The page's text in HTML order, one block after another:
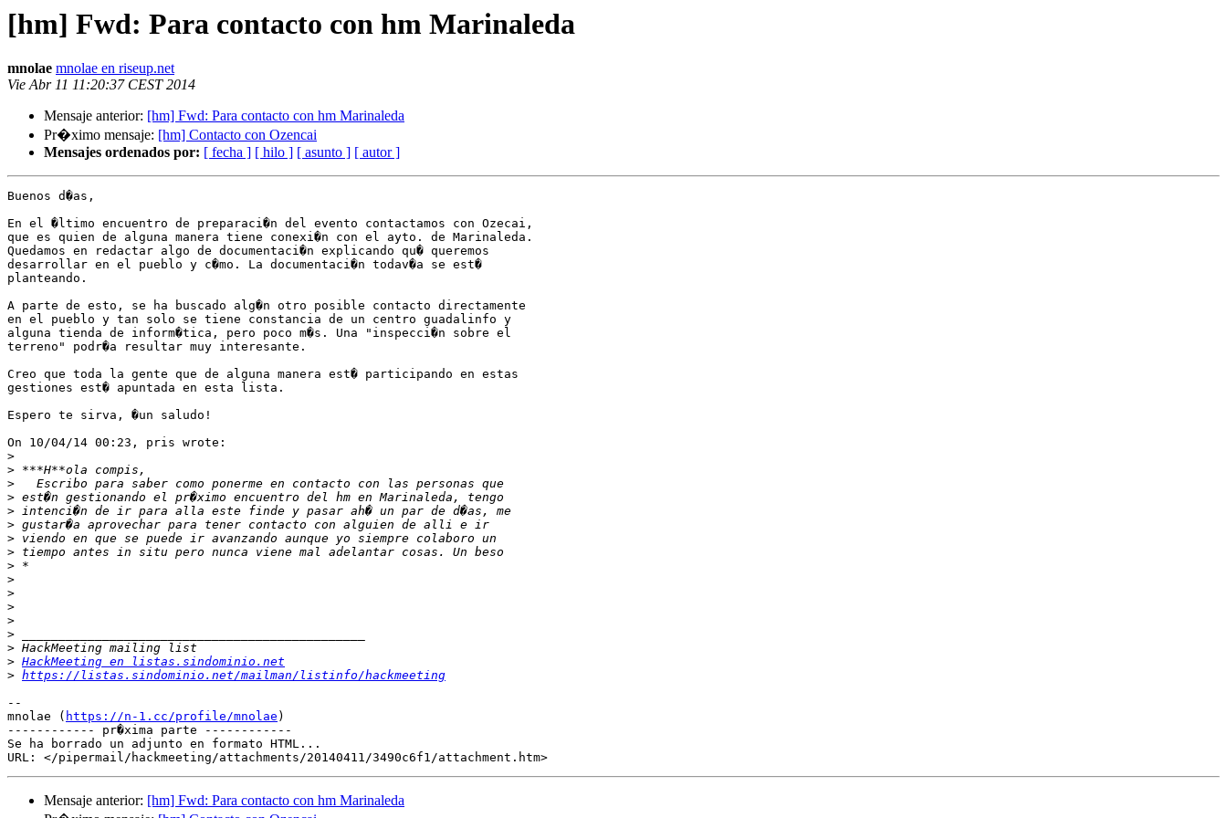
[hm] Fwd: Para contacto con hm Marinaleda
mnolae mnolae en riseup.net
Vie Abr 11 11:20:37 CEST 2014
Mensaje anterior: [hm] Fwd: Para contacto con hm Marinaleda
Pr�ximo mensaje: [hm] Contacto con Ozencai
Mensajes ordenados por: [ fecha ] [ hilo ] [ asunto ] [ autor ]
Buenos d�as,
En el �ltimo encuentro de preparaci�n del evento contactamos con Ozecai,
que es quien de alguna manera tiene conexi�n con el ayto. de Marinaleda.
Quedamos en redactar algo de documentaci�n explicando qu� queremos
desarrollar en el pueblo y c�mo. La documentaci�n todav�a se est�
planteando.
A parte de esto, se ha buscado alg�n otro posible contacto directamente
en el pueblo y tan solo se tiene constancia de un centro guadalinfo y
alguna tienda de inform�tica, pero poco m�s. Una "inspecci�n sobre el
terreno" podr�a resultar muy interesante.
Creo que toda la gente que de alguna manera est� participando en estas
gestiones est� apuntada en esta lista.
Espero te sirva, �un saludo!
On 10/04/14 00:23, pris wrote:
>
>
>
>
>
>
>
>
>
>
>
>
>
>
>
> HackMeeting en listas.sindominio.net
> https://listas.sindominio.net/mailman/listinfo/hackmeeting
--
mnolae ( https://n-1.cc/profile/mnolae )
------------ pr�xima parte ------------
Se ha borrado un adjunto en formato HTML...
Mensaje anterior: [hm] Fwd: Para contacto con hm Marinaleda